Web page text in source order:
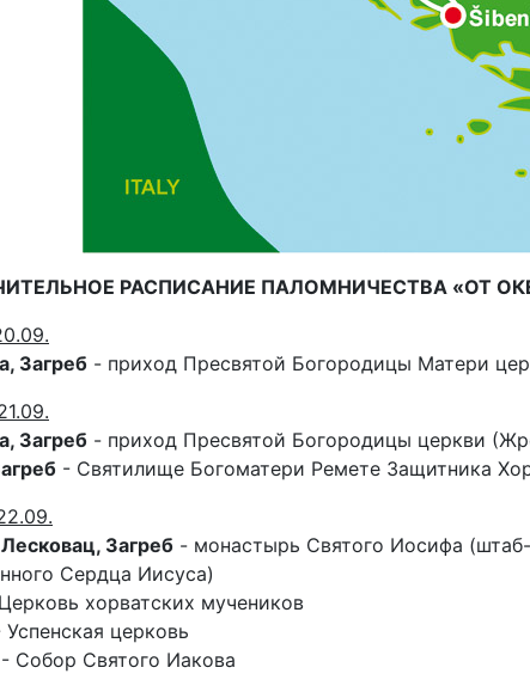
РАСПИСАНИЕ ПАЛОМНИЧЕСТВА «ОТ
Загреб - приход Пресвятой Богородицы Матери
Загреб - приход Пресвятой Богородицы церкви
- Святилище Богоматери Ремете Защитника
Загреб - монастырь Святого Иосифа
Сердца Иисуса)
хорватских мучеников
Успенская церковь
- Собор Святого Иакова